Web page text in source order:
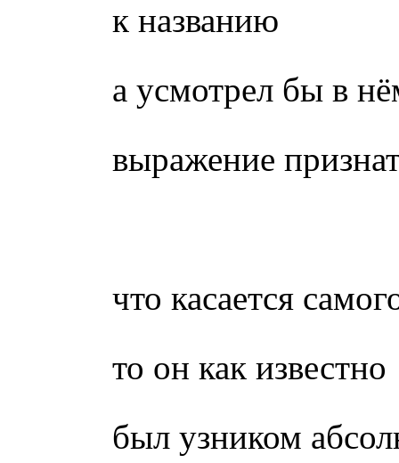
к названию
а усмотрел бы в
выражение
что касается
то он как известно
был узником